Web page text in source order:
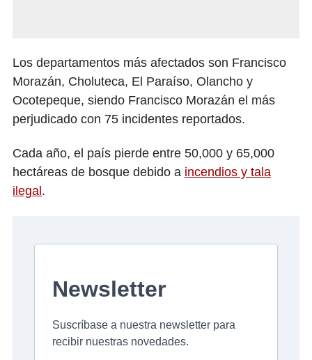
Los departamentos más afectados son Francisco
Morazán, Choluteca, El Paraíso, Olancho y
Ocotepeque, siendo Francisco Morazán el más
perjudicado con 75 incidentes reportados.
Cada año, el país pierde entre 50,000 y 65,000
hectáreas de bosque debido a incendios y tala
ilegal .